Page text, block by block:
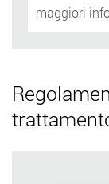
maggiori